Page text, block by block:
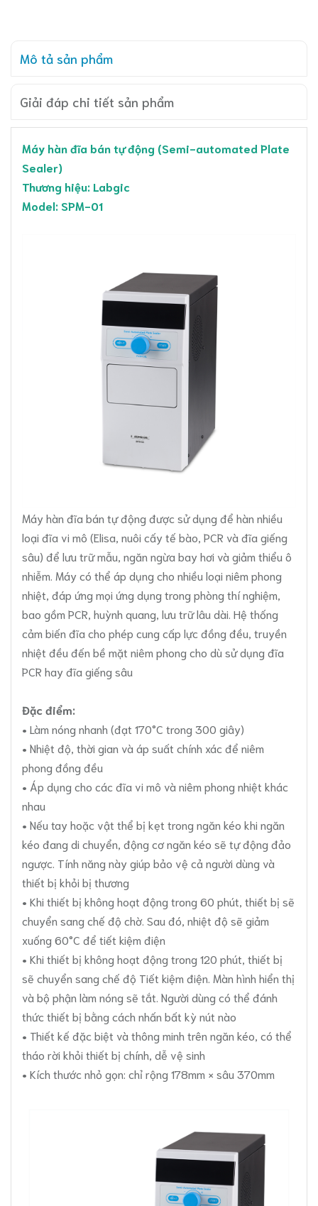
Mô tả sản phẩm
Giải đáp chi tiết sản phẩm
Máy hàn đĩa bán tự động (Semi-automated Plate
Sealer)
Thương hiệu: Labgic
Model: SPM-01
Máy hàn đĩa bán tự động được sử dụng để hàn nhiều
loại đĩa vi mô (Elisa, nuôi cấy tế bào, PCR và đĩa giếng
sâu) để lưu trữ mẫu, ngăn ngừa bay hơi và giảm thiểu ô
nhiễm. Máy có thể áp dụng cho nhiều loại niêm phong
nhiệt, đáp ứng mọi ứng dụng trong phòng thí nghiệm,
bao gồm PCR, huỳnh quang, lưu trữ lâu dài. Hệ thống
cảm biến đĩa cho phép cung cấp lực đồng đều, truyền
nhiệt đều đến bề mặt niêm phong cho dù sử dụng đĩa
PCR hay đĩa giếng sâu
Đặc điểm:
• Làm nóng nhanh (đạt 170°C trong 300 giây)
• Nhiệt độ, thời gian và áp suất chính xác để niêm
phong đồng đều
• Áp dụng cho các đĩa vi mô và niêm phong nhiệt khác
nhau
• Nếu tay hoặc vật thể bị kẹt trong ngăn kéo khi ngăn
kéo đang di chuyển, động cơ ngăn kéo sẽ tự động đảo
ngược. Tính năng này giúp bảo vệ cả người dùng và
thiết bị khỏi bị thương
• Khi thiết bị không hoạt động trong 60 phút, thiết bị sẽ
chuyển sang chế độ chờ. Sau đó, nhiệt độ sẽ giảm
xuống 60°C để tiết kiệm điện
• Khi thiết bị không hoạt động trong 120 phút, thiết bị
sẽ chuyển sang chế độ Tiết kiệm điện. Màn hình hiển thị
và bộ phận làm nóng sẽ tắt. Người dùng có thể đánh
thức thiết bị bằng cách nhấn bất kỳ nút nào
• Thiết kế đặc biệt và thông minh trên ngăn kéo, có thể
tháo rời khỏi thiết bị chính, dễ vệ sinh
• Kích thước nhỏ gọn: chỉ rộng 178mm × sâu 370mm